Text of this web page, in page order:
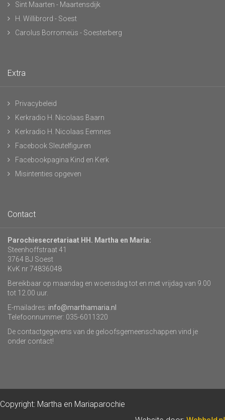
Sint Maarten - Maartensdijk
H. Willibrord - Soest
Carolus Borromeüs - Soesterberg
Extra
Privacybeleid
Kerkradio H. Nicolaas Baarn
Kerkradio H. Nicolaas Eemnes
Facebook Sleutelfiguren
Facebookpagina Kind en Kerk
Misintenties opgeven
Contact
Parochiesecretariaat HH. Martha en Maria:
Steenhoffstraat 41
3764 BJ Soest
KvK nr 74836048
Bereikbaar op maandag en woensdag tot en met vrijdag van 9.00
tot 12.00 uur.
E-mailadres: info@marthamaria.nl
Telefoonnummer: 035-6011320
De contactgegevens van de geloofsgemeenschappen vind je
onder contact!
Copyright: Martha en Mariaparochie